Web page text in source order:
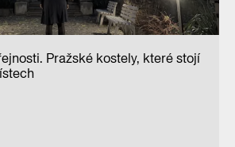
Pražské kostely, které stojí